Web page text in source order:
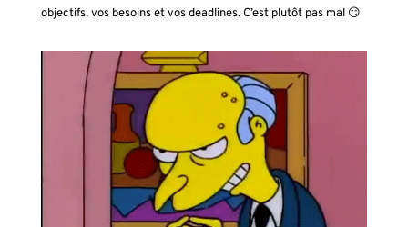
objectifs, vos besoins et vos deadlines. C’est plutôt pas mal 😏